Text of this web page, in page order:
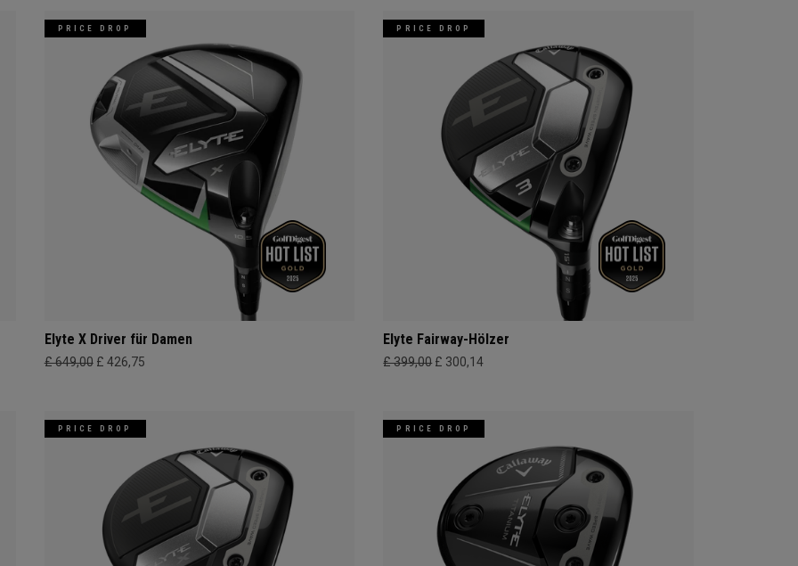
PRICE DROP
Elyte X Driver für Damen
£ 649,00 £ 426,75
PRICE DROP
Elyte Fairway-Hölzer
£ 399,00 £ 300,14
PRICE DROP PRICE DROP